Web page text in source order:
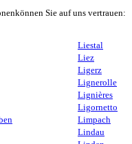
Sie auf uns vertrauen:
Liestal
Liez
Ligerz
Lignerolle
Lignières
Ligornetto
Limpach
Lindau